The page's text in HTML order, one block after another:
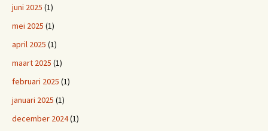
juni 2025 (1)
mei 2025 (1)
april 2025 (1)
maart 2025 (1)
februari 2025 (1)
januari 2025 (1)
december 2024(1)